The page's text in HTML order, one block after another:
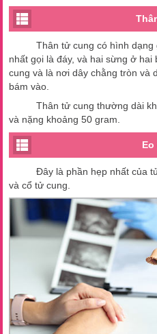
Thân
Thân tử cung có hình dạng
nhất gọi là đáy, và hai sừng ở
cung và là nơi dây chằng tròn và
bám vào.
Thân tử cung thường dài
và nặng khoảng 50 gram.
Eo
Đây là phần hẹp nhất của tử
và cổ tử cung.